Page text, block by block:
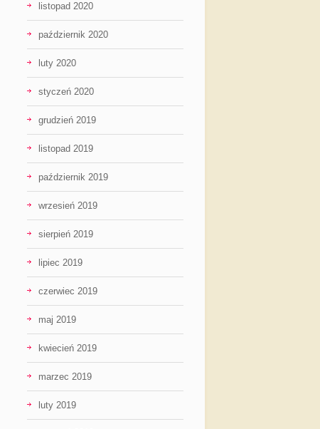
listopad 2020
październik 2020
luty 2020
styczeń 2020
grudzień 2019
listopad 2019
październik 2019
wrzesień 2019
sierpień 2019
lipiec 2019
czerwiec 2019
maj 2019
kwiecień 2019
marzec 2019
luty 2019